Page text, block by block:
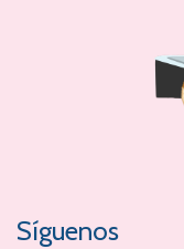
Síguenos